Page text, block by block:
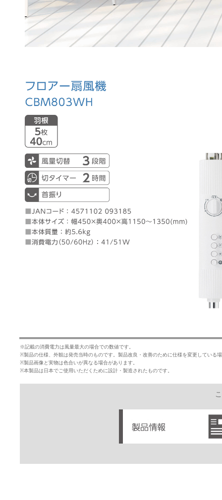
※記載の消費電力は風量最大の場合での数値です。
※製品の仕様、外観は発売当時のものです。製品改良・改善のために仕様を変更している
※製品画像と実物は色合いが異なる場合があります。
※本製品は日本でご使用いただくために設計・製造されたものです。